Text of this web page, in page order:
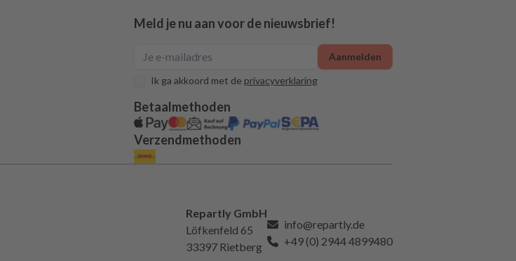
Meld je nu aan voor de nieuwsbrief!
Ik ga akkoord met de privacyverklaring
Aanmelden
Betaalmethoden
Verzendmethoden
Repartly GmbH
Löfkenfeld 65
33397 Rietberg
info@repartly.de
+49 (0) 2944 4899480